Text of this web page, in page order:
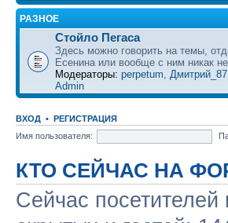
РАЗНОЕ
Стойло Пегаса
Здесь можно говорить на темы,
Есенина или вообще с ним никак
Модераторы: perpetum, Дмитрий_87
Admin
ВХОД • РЕГИСТРАЦИЯ
Имя пользователя:
КТО СЕЙЧАС НА
Сейчас